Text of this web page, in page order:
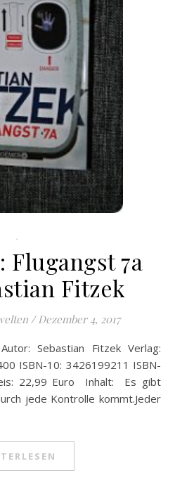
.
Flugangst 7a
Fitzek
/ Dezember 4, 2017
ISBN-10: 3426199211 ISBN-
22,99 Euro Inhalt: Es gibt
jede Kontrolle kommt.Jeder